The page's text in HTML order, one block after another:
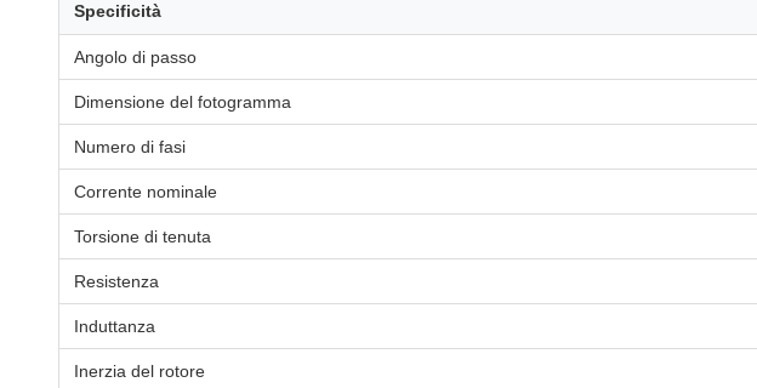
Specificità
Angolo di passo
Dimensione del fotogramma
Numero di fasi
Corrente nominale
Torsione di tenuta
Resistenza
Induttanza
Inerzia del rotore